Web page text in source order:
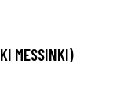
MESSINKI)